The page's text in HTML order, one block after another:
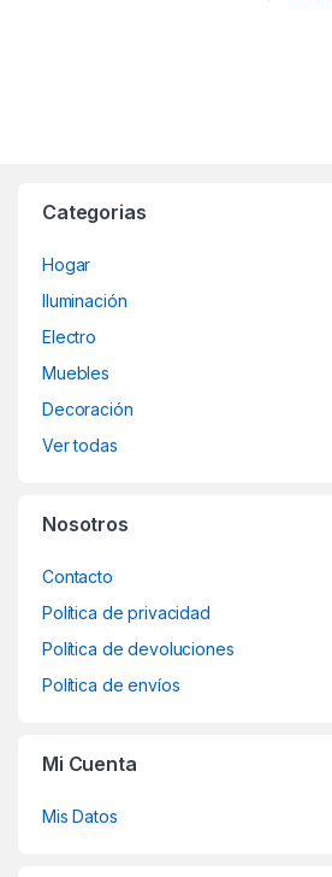
Categorias
Hogar
Iluminación
Electro
Muebles
Decoración
Ver todas
Nosotros
Contacto
Política de privacidad
Política de devoluciones
Política de envíos
Mi Cuenta
Mis Datos